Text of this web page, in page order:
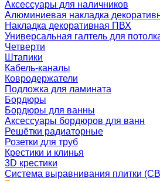
Аксессуары для наличников
Алюминиевая накладка
Накладка декоративная ПВХ
Универсальная галтель для
Четверти
Штапики
Кабель-каналы
Ковродержатели
Подложка для ламината
Бордюры
Бордюры для ванны
Аксессуары бордюров для ванн
Решётки радиаторные
Розетки для труб
Крестики и клинья
3D крестики
Система выравнивания плитки